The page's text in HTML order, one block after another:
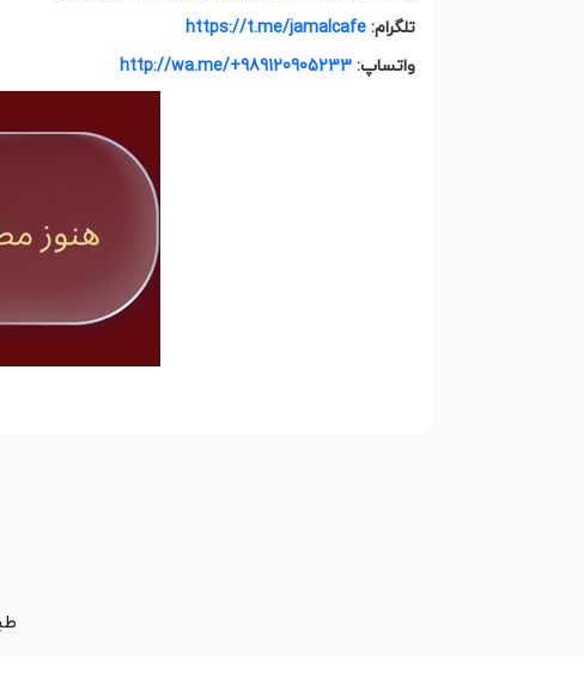
تلگرام: https://t.me/jamalcafe
واتساپ: http://wa.me/+989120905233